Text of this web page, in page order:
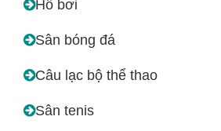
Hồ bơi
Sân bóng đá
Câu lạc bộ thể thao
Sân tenis